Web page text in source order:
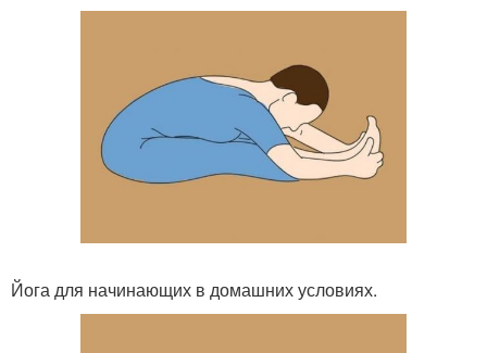
Йога для начинающих в домашних условиях.